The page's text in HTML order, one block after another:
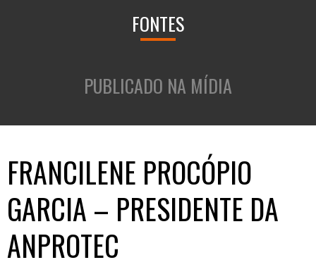
FONTES
PUBLICADO NA MÍDIA
FRANCILENE PROCÓPIO
GARCIA – PRESIDENTE DA
ANPROTEC